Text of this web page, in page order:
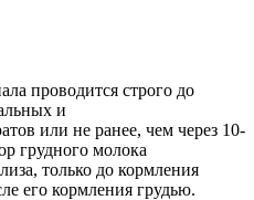
проводится строго до
и
или не ранее, чем через 10-
грудного молока
только до кормления
его кормления грудью.